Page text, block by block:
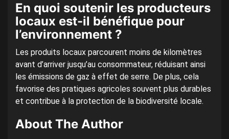
En quoi soutenir les producteurs
locaux est-il bénéfique pour
l’environnement ?
Les produits locaux parcourent moins de kilomètres
avant d’arriver jusqu’au consommateur, réduisant ainsi
les émissions de gaz à effet de serre. De plus, cela
favorise des pratiques agricoles souvent plus durables
et contribue à la protection de la biodiversité locale.
About The Author